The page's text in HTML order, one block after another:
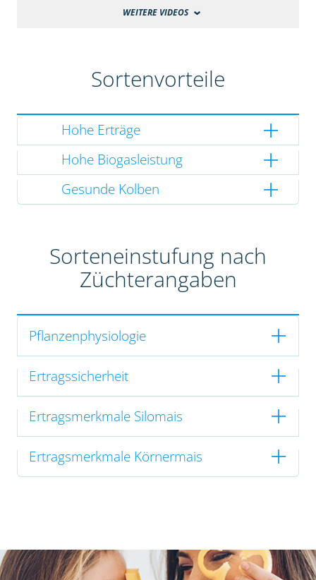
WEITERE VIDEOS
Sortenvorteile
Hohe Erträge
Hohe Biogasleistung
Gesunde Kolben
Sorteneinstufung nach
Züchterangaben
Pflanzenphysiologie
Ertragssicherheit
Ertragsmerkmale Silomais
Ertragsmerkmale Körnermais